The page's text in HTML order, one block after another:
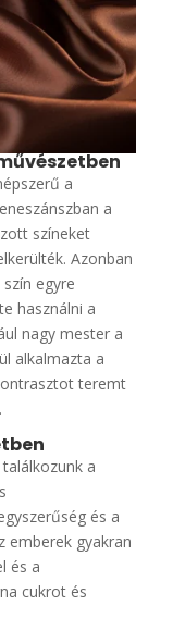
a
a
színeket
Azonban
egyre
használni a
nagy mester a
alkalmazta a
teremt
a
és a
emberek gyakran
és a
cukrot és